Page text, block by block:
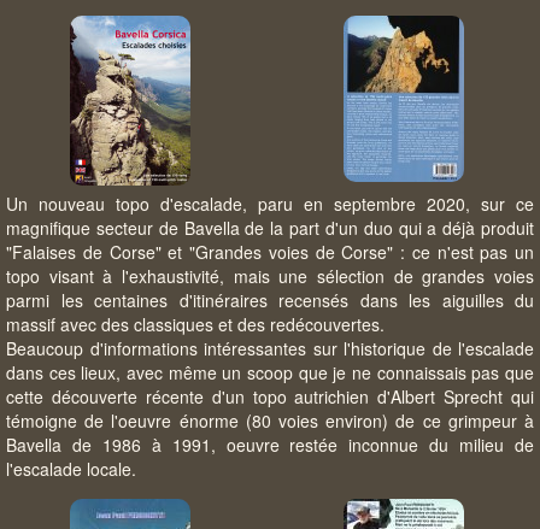
Un nouveau topo d'escalade, paru en septembre 2020, sur ce
magnifique secteur de Bavella de la part d'un duo qui a déjà produit
"Falaises de Corse" et "Grandes voies de Corse" : ce n'est pas un
topo visant à l'exhaustivité, mais une sélection de grandes voies
parmi les centaines d'itinéraires recensés dans les aiguilles du
massif avec des classiques et des redécouvertes.
Beaucoup d'informations intéressantes sur l'historique de l'escalade
dans ces lieux, avec même un scoop que je ne connaissais pas que
cette découverte récente d'un topo autrichien d'Albert Sprecht qui
témoigne de l'oeuvre énorme (80 voies environ) de ce grimpeur à
Bavella de 1986 à 1991, oeuvre restée inconnue du milieu de
l'escalade locale.